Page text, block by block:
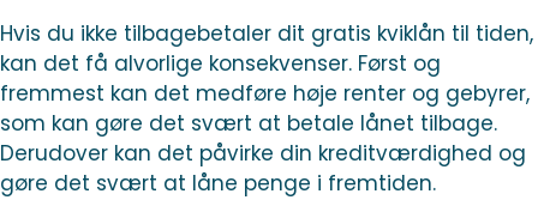
Hvis du ikke tilbagebetaler dit gratis kviklån til tiden,
kan det få alvorlige konsekvenser. Først og
fremmest kan det medføre høje renter og gebyrer,
som kan gøre det svært at betale lånet tilbage.
Derudover kan det påvirke din kreditværdighed og
gøre det svært at låne penge i fremtiden.